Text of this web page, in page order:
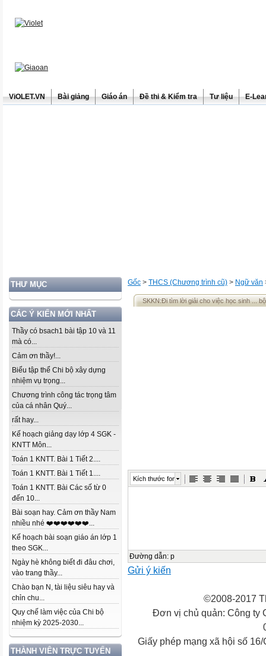
ViOLET.VN Bài giảng Giáo án Đề thi & Kiểm tra Tư liệu E-
THƯ MỤC
CÁC Ý KIẾN MỚI NHẤT
Thầy có bsach1 bài tập 10 và 11
mà có...
Cảm ơn thầy!...
Biểu tập thể Chi bộ xây dựng
nhiệm vụ trọng...
Chương trình công tác trọng tâm
của cá nhân Quý...
rất hay...
Kế hoạch giảng dạy lớp 4 SGK -
KNTT Môn...
Toán 1 KNTT. Bài 1 Tiết 2....
Toán 1 KNTT. Bài 1 Tiết 1....
Toán 1 KNTT. Bài Các số từ 0
đến 10...
Bài soạn hay. Cảm ơn thầy Nam
nhiều nhé ❤️❤️❤️❤️❤️❤️...
Kế hoạch bài soạn giáo án lớp 1
theo SGK...
Ngày hè không biết đi đâu chơi,
vào trang thầy...
Chào bạn N, tài liệu siêu hay và
chỉn chu...
Quy chế làm việc của Chi bộ
nhiệm kỳ 2025-2030...
THÀNH VIÊN TRỰC TUYẾN
Gốc > THCS (Chương trình cũ) > Ngữ văn
SKKN:Đi tìm lời giải cho việc học sinh ...
Kích thước font
Đường dẫn: p
Gửi ý kiến
©2008-2017
Đơn vị chủ quản: Công ty
Giấy phép mạng xã hội số